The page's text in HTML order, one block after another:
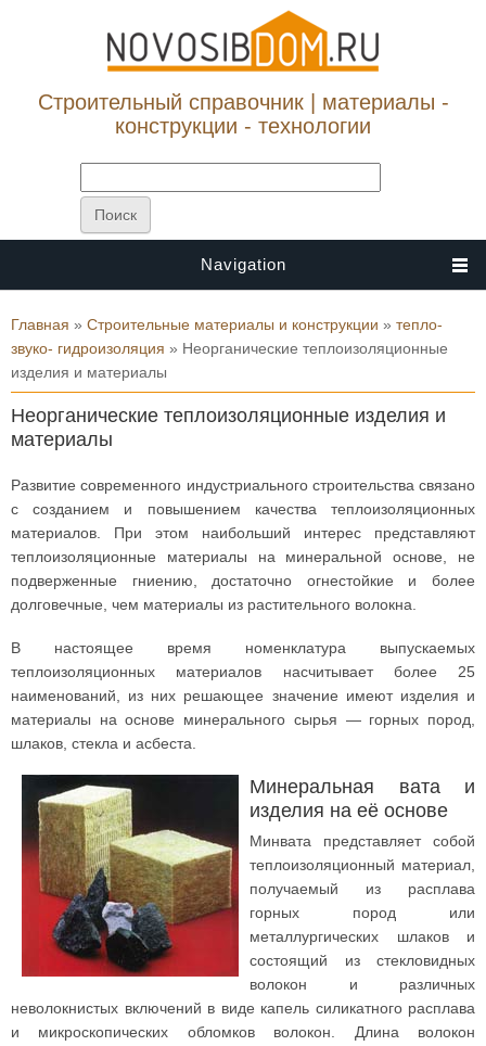
Строительный справочник | материалы -
конструкции - технологии
Navigation
Вы здесь
Главная » Строительные материалы и конструкции » тепло-
звуко- гидроизоляция » Неорганические теплоизоляционные
изделия и материалы
Неорганические теплоизоляционные изделия и
материалы
Развитие современного индустриального строительства связано
с созданием и повышением качества теплоизоляционных
материалов. При этом наибольший интерес представляют
теплоизоляционные материалы на минеральной основе, не
подверженные гниению, достаточно огнестойкие и более
долговечные, чем материалы из растительного волокна.
В настоящее время номенклатура выпускаемых
теплоизоляционных материалов насчитывает более 25
наименований, из них решающее значение имеют изделия и
материалы на основе минерального сырья — горных пород,
шлаков, стекла и асбеста.
Минеральная вата и
изделия на её основе
Минвата представляет собой
теплоизоляционный материал,
получаемый из расплава
горных пород или
металлургических шлаков и
состоящий из стекловидных
волокон и различных
неволокнистых включений в виде капель силикатного расплава
и микроскопических обломков волокон. Длина волокон